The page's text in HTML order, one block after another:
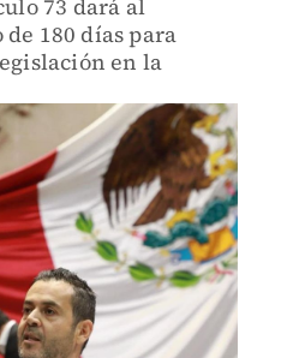
73 dará al
180 días para
en la